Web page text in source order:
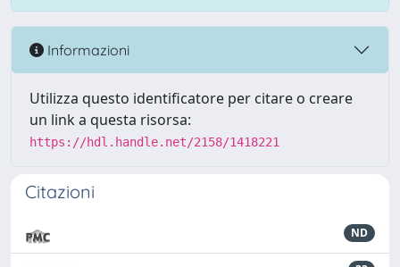
Informazioni
Utilizza questo identificatore per citare o creare
un link a questa risorsa:
https://hdl.handle.net/2158/1418221
Citazioni
ND